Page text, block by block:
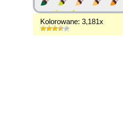
Kolorowane: 3,181x